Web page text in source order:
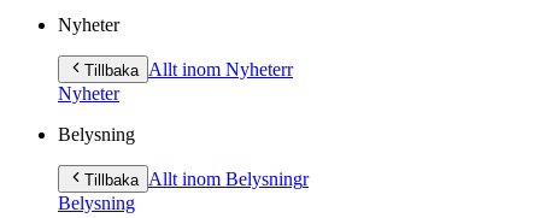
innehåll
Nyheter
Tillbaka Allt inom Nyheterr
Nyheter
Belysning
Tillbaka Allt inom Belysningr
Belysning